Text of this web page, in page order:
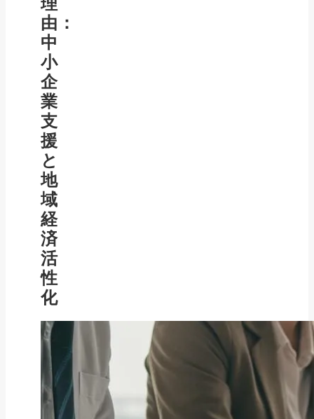
由：
中
小
企
業
支
援
と
地
域
経
済
活
性
化